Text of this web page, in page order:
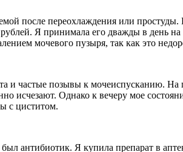
после переохлаждения или
Я принимала его дважды в день
мочевого пузыря, так как это
и частые позывы к мочеиспусканию. На
исчезают. Однако к вечеру мое
с циститом.
антибиотик. Я купила препарат в